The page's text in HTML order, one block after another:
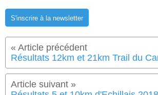
S'inscrire à la newsletter
Résultats 12km et 21km Trail du